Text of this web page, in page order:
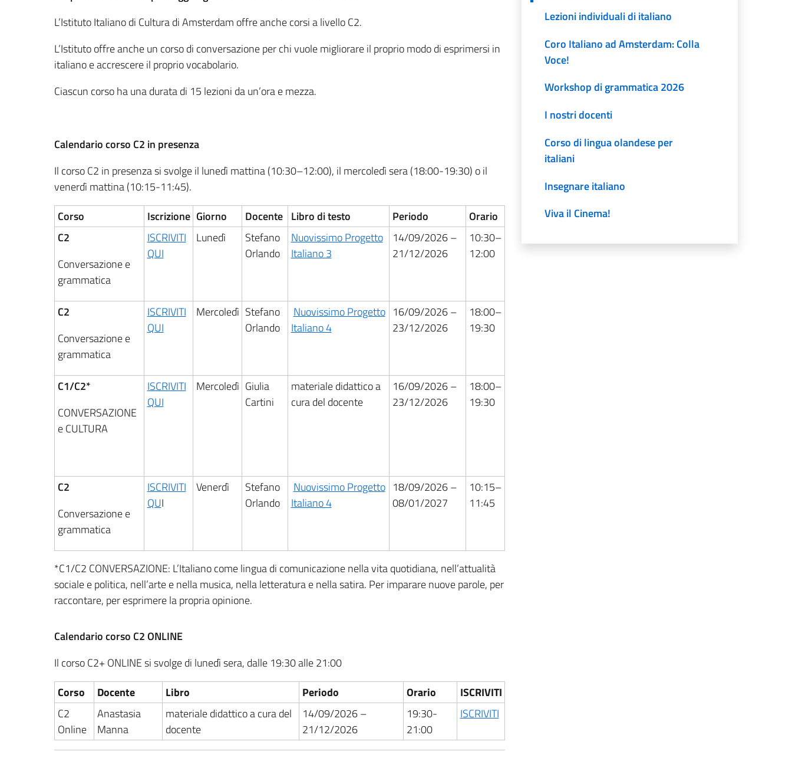
L’Istituto Italiano di Cultura di Amsterdam offre anche corsi a livello C2.
L’Istituto offre anche un corso di conversazione per chi vuole migliorare il proprio modo di esprimersi in
italiano e accrescere il proprio vocabolario.
Ciascun corso ha una durata di 15 lezioni da un’ora e mezza.
Calendario corso C2 in presenza
Il corso C2 in presenza si svolge il lunedì mattina (10:30–12:00), il mercoledì sera (18:00-19:30) o il
venerdì mattina (10:15-11:45).
Corso
Iscrizione Giorno Docente Libro di testo Periodo
Orario
C2
Conversazione e
grammatica
ISCRIVITI
QUI
Lunedì
Stefano
Orlando
Nuovissimo Progetto
Italiano 3
14/09/2026 –
21/12/2026
10:30–
12:00
C2
Conversazione e
grammatica
ISCRIVITI
QUI
Mercoledì Stefano
Orlando
Nuovissimo Progetto
Italiano 4
16/09/2026 –
23/12/2026
18:00–
19:30
C1/C2*
CONVERSAZIONE
e CULTURA
ISCRIVITI
QUI
Mercoledì Giulia
Cartini
materiale didattico a
cura del docente
16/09/2026 –
23/12/2026
18:00–
19:30
C2
Conversazione e
grammatica
ISCRIVITI
QUI
Venerdì
Stefano
Orlando
Nuovissimo Progetto
Italiano 4
18/09/2026 –
08/01/2027
10:15–
11:45
*C1/C2 CONVERSAZIONE: L’Italiano come lingua di comunicazione nella vita quotidiana, nell’attualità
sociale e politica, nell’arte e nella musica, nella letteratura e nella satira. Per imparare nuove parole, per
raccontare, per esprimere la propria opinione.
Calendario corso C2 ONLINE
Il corso C2+ ONLINE si svolge di lunedì sera, dalle 19:30 alle 21:00
Corso
Docente Libro Periodo Orario
ISCRIVITI
C2
Online
Anastasia
Manna
materiale didattico a cura del
docente
14/09/2026 –
21/12/2026
19:30-
21:00
ISCRIVITI
Lezioni individuali di italiano
Coro Italiano ad Amsterdam: Colla
Voce!
Workshop di grammatica 2026
I nostri docenti
Corso di lingua olandese per
italiani
Insegnare italiano
Viva il Cinema!